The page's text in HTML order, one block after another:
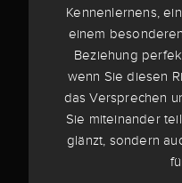
Kennenlernens,
einem
Beziehung
wenn Sie diesen
das Versprechen
Sie miteinander
glänzt, sondern